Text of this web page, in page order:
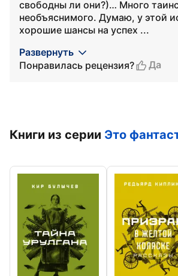
свободны ли они?)… Много
необъяснимого. Думаю, у этой
хорошие шансы на успех ...
Развернуть
Понравилась рецензия?
Да
Книги из серии Это